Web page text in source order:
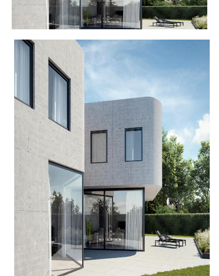
Kolejna premiera w OknoPlus: Reveal Hide – nowa odsłona ukrytego
skrzydła